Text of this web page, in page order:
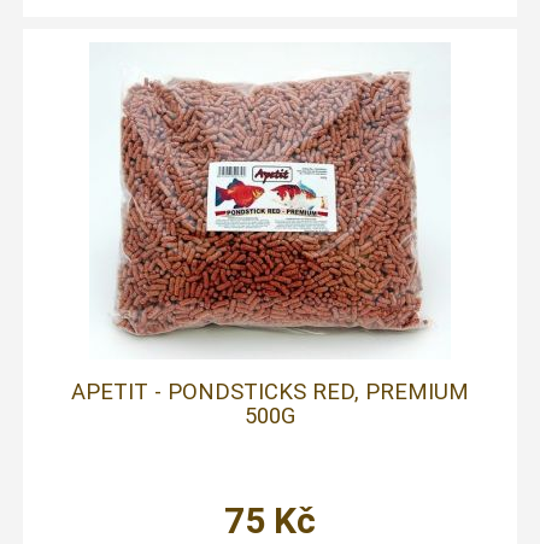
APETIT - PONDSTICKS RED, PREMIUM
500G
75 Kč